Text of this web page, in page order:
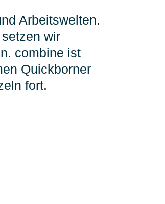
Arbeitswelten.
wir
combine ist
Quickborner
fort.